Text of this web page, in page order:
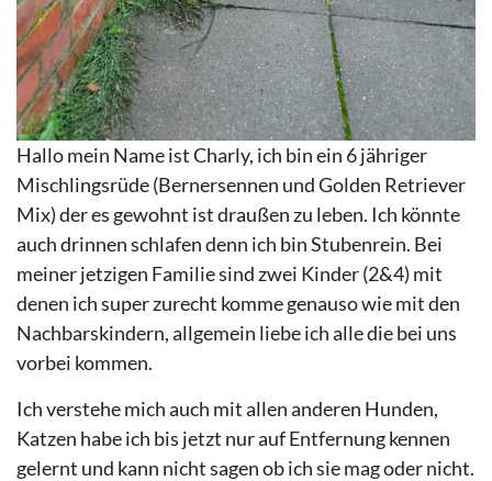
Hallo mein Name ist Charly, ich bin ein 6 jähriger
Mischlingsrüde (Bernersennen und Golden Retriever
Mix) der es gewohnt ist draußen zu leben. Ich könnte
auch drinnen schlafen denn ich bin Stubenrein. Bei
meiner jetzigen Familie sind zwei Kinder (2&4) mit
denen ich super zurecht komme genauso wie mit den
Nachbarskindern, allgemein liebe ich alle die bei uns
vorbei kommen.
Ich verstehe mich auch mit allen anderen Hunden,
Katzen habe ich bis jetzt nur auf Entfernung kennen
gelernt und kann nicht sagen ob ich sie mag oder nicht.